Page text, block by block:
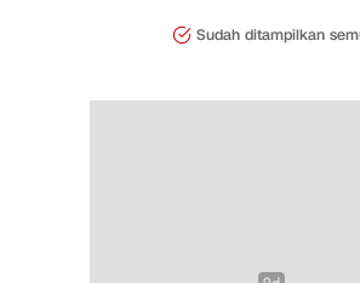
Sudah ditampilkan